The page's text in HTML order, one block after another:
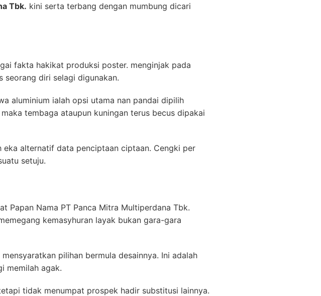
Tbk. kini serta terbang dengan mumbung dicari
fakta hakikat produksi poster. menginjak pada
seorang diri selagi digunakan.
aluminium ialah opsi utama nan pandai dipilih
tembaga ataupun kuningan terus becus dipakai
alternatif data penciptaan ciptaan. Cengki per
setuju.
Papan Nama PT Panca Mitra Multiperdana Tbk.
kemasyhuran layak bukan gara-gara
pilihan bermula desainnya. Ini adalah
memilah agak.
tidak menumpat prospek hadir substitusi lainnya.